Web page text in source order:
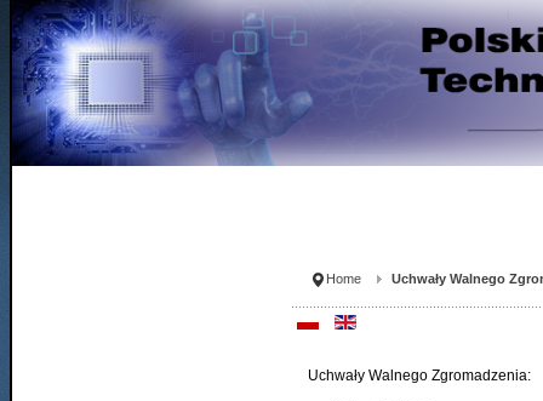
Home Uchwały Walnego
Uchwały Walnego Zgromadzenia: